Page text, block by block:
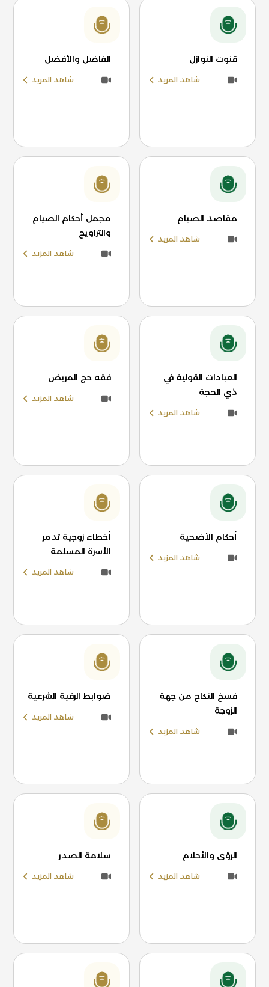
قنوت النوازل
شاهد المزيد
الفاضل والأفضل
شاهد المزيد
مقاصد الصيام
شاهد المزيد
مجمل أحكام الصيام
والتراويح
شاهد المزيد
العبادات القولية في
ذي الحجة
شاهد المزيد
فقه حج المريض
شاهد المزيد
أحكام الأضحية
شاهد المزيد
أخطاء زوجية تدمر
الأسرة المسلمة
شاهد المزيد
فسخ النكاح من جهة
الزوجة
شاهد المزيد
ضوابط الرقية الشرعية
شاهد المزيد
الرؤى والأحلام
شاهد المزيد
سلامة الصدر
شاهد المزيد